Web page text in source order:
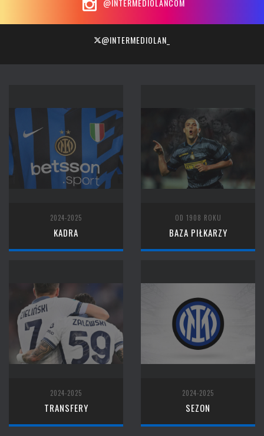
@INTERMEDIOLANCOM
@INTERMEDIOLAN_
2024-2025
KADRA
OD 1908 ROKU
BAZA PIŁKARZY
2024-2025
TRANSFERY
2024-2025
SEZON